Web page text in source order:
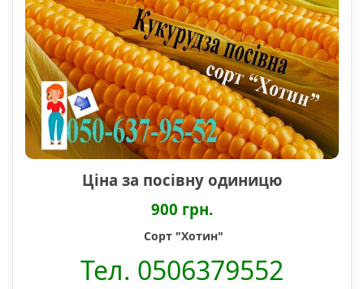
Ціна за посівну одиницю
900 грн.
Сорт "Хотин"
Тел. 0506379552